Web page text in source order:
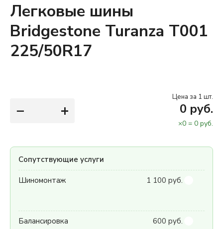
Легковые шины
Bridgestone Turanza T001
225/50R17
− +
Цена за 1 шт.
0 руб.
×0 = 0 руб.
Сопутствующие услуги
Шиномонтаж 1 100 руб.
Балансировка 600 руб.